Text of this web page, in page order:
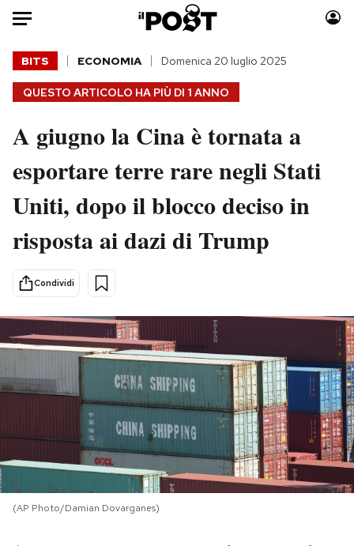
Auto
HOME
Italia
Politica
Tecnologia
Scienza
Cultura
Economia
Sport
Moda
Consumismi
Storie/Idee
Media
Mondiali calcio 2026
PODCAST
NEWSLETTER
I MIEI PREFERITI
QUESTO ARTICOLO HA PIÙ DI 1 ANNO
BITS ECONOMIA Domenica 20 luglio 2025
A giugno la Cina è tornata a
esportare terre rare negli Stati
Uniti, dopo il blocco deciso in
risposta ai dazi di Trump
Condividi
(AP Photo/Damian Dovarganes)